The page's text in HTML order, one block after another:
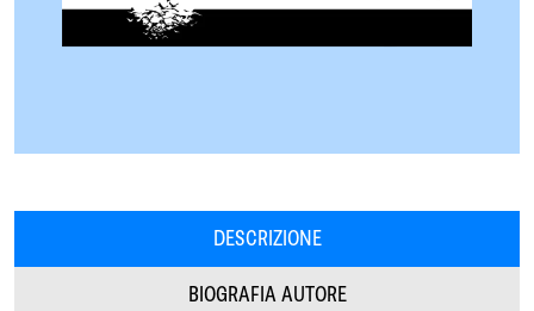
DESCRIZIONE
BIOGRAFIA AUTORE